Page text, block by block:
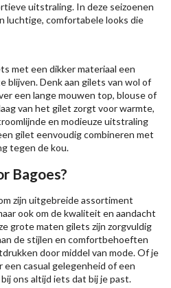
uitstraling. In deze seizoenen
luchtige, comfortabele looks die
met een dikker materiaal een
blijven. Denk aan gilets van wol of
een lange mouwen top, blouse of
van het gilet zorgt voor warmte,
en modieuze uitstraling
gilet eenvoudig combineren met
tegen de kou.
Bagoes?
zijn uitgebreide assortiment
ook om de kwaliteit en aandacht
grote maten gilets zijn zorgvuldig
de stijlen en comfortbehoeften
door middel van mode. Of je
casual gelegenheid of een
ons altijd iets dat bij je past.